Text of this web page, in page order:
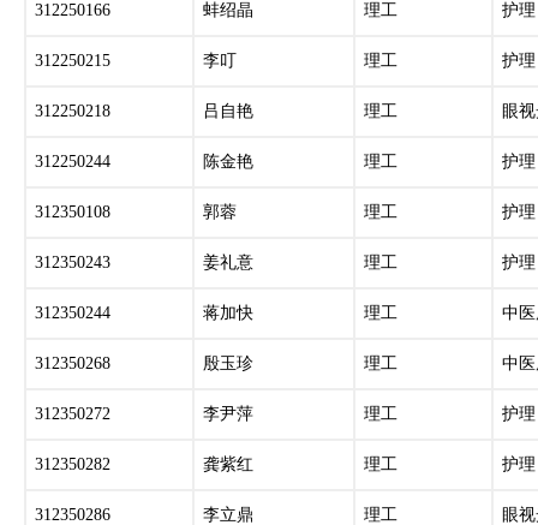
312250166 蚌绍晶 理工 护理
312250215 李叮 理工 护理
312250218 吕自艳 理工 眼
312250244 陈金艳 理工 护理
312350108 郭蓉 理工 护理
312350243 姜礼意 理工 护理
312350244 蒋加快 理工 中
312350268 殷玉珍 理工 中
312350272 李尹萍 理工 护理
312350282 龚紫红 理工 护理
312350286 李立鼎 理工 眼